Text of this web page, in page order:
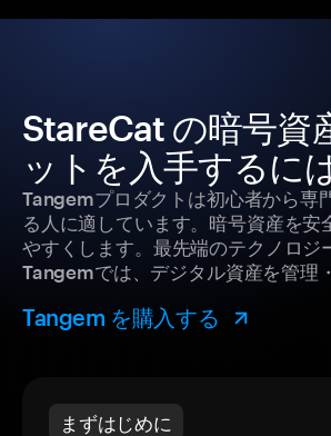
StareCat の暗号資
ットを入手するに
Tangemプロダクトは初心者から専
る人に適しています。暗号資産を安
やすくします。最先端のテクノロジ
Tangemでは、デジタル資産を管理
Tangem を購入する
まずはじめに